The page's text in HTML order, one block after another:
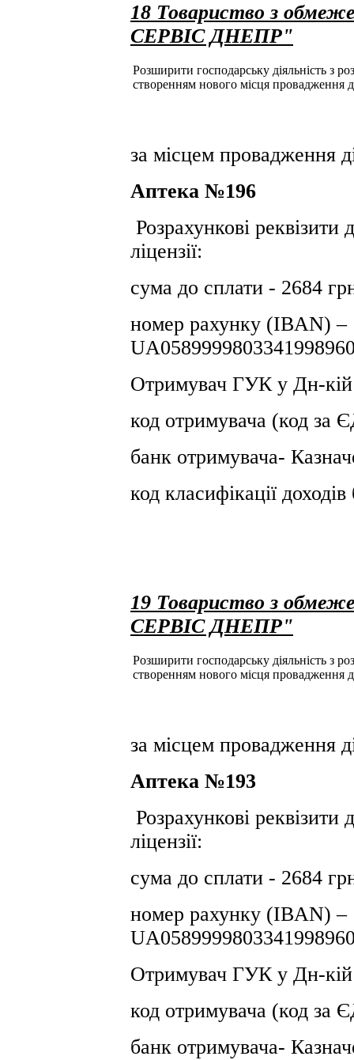
18 Товариство з
СЕРВІС ДНЕПР"
Розширити господарську діяльність з
створенням нового місця провадження
за місцем провадження
Аптека №196
Розрахункові
ліцензії:
сума до сплати - 2684
номер рахунку (IBAN) –
Отримувач ГУК у Дн-кiй
код отримувача (код
банк отримувача-
код класифікації
19 Товариство з
СЕРВІС ДНЕПР"
Розширити господарську діяльність з
створенням нового місця провадження
за місцем провадження
Аптека №193
Розрахункові
ліцензії:
сума до сплати - 2684
номер рахунку (IBAN) –
Отримувач ГУК у Дн-кiй
код отримувача (код
банк отримувача-